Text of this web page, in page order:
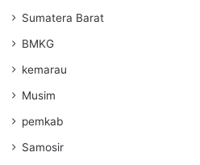
Sumatera Barat
BMKG
kemarau
Musim
pemkab
Samosir